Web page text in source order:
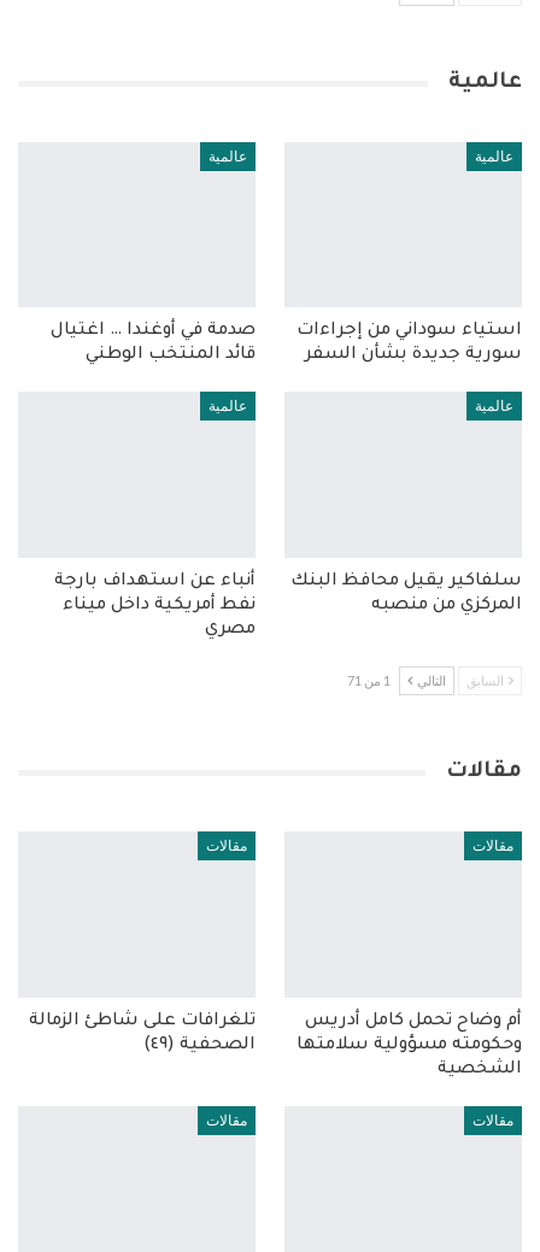
عالمية
عالمية
استياء سوداني من إجراءات
سورية جديدة بشأن السفر
عالمية
صدمة في أوغندا … اغتيال
قائد المنتخب الوطني
عالمية
سلفاكير يقيل محافظ البنك
المركزي من منصبه
عالمية
أنباء عن استهداف بارجة
نفط أمريكية داخل ميناء
مصري
السابق التالي 1 من 71
مقالات
مقالات
أم وضاح تحمل كامل أدريس
وحكومته مسؤولية سلامتها
الشخصية
مقالات
تلغرافات على شاطئ الزمالة
الصحفية (٤٩)
مقالات مقالات